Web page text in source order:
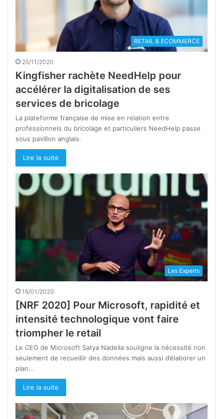
RETAIL & ECOMMERCE
25/11/2020
Kingfisher rachète NeedHelp pour
accélérer la digitalisation de ses
services de bricolage
La plateforme française de mise en relation entre
professionnels du bricolage et particuliers NeedHelp passe
sous pavillon anglais.
Lire la suite
Les Experts
16/01/2020
[NRF 2020] Pour Microsoft, rapidité et
intensité technologique vont faire
triompher le retail
Le CEO de Microsoft Satya Nadella souligne la nécessité non
seulement de recueillir des données mais aussi d’élaborer un
plan…
Lire la suite